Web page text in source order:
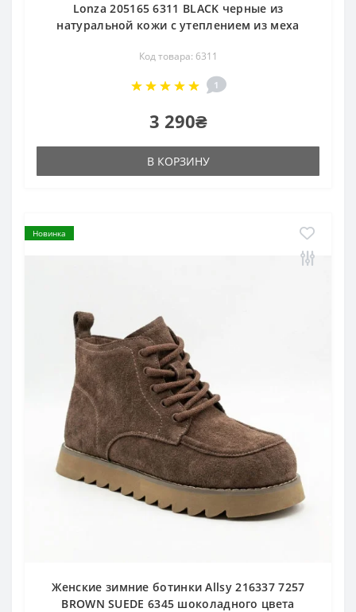
Lonza 205165 6311 BLACK черные из
натуральной кожи с утеплением из меха
Код товара: 6311
1
3 290₴
В КОРЗИНУ
Новинка
Женские зимние ботинки Allsy 216337 7257
BROWN SUEDE 6345 шоколадного цвета